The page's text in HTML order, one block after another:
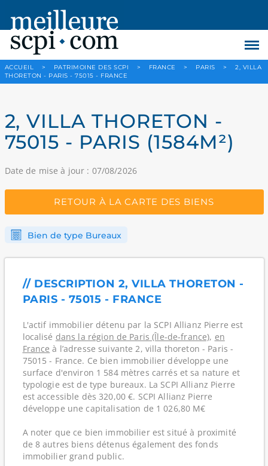
ACCUEIL > PATRIMOINE DES SCPI > FRANCE > PARIS >
2, VILLA
THORETON - PARIS - 75015 - FRANCE
2, VILLA THORETON -
75015 - PARIS (1584M²)
Date de mise à jour : 07/08/2026
RETOUR À LA CARTE DES BIENS
Bien de type Bureaux
// DESCRIPTION 2, VILLA THORETON -
PARIS - 75015 - FRANCE
L'actif immobilier détenu par la SCPI Allianz Pierre est
localisé dans la région de Paris (Île-de-france), en
France à l’adresse suivante 2, villa thoreton - Paris -
75015 - France. Ce bien immobilier développe une
surface d'environ 1 584 mètres carrés et sa nature et
typologie est de type bureaux. La SCPI Allianz Pierre
est accessible dès 320,00 €. SCPI Allianz Pierre
développe une capitalisation de 1 026,80 M€
A noter que ce bien immobilier est situé à proximité
de 8 autres biens détenus également des fonds
immobilier grand public.